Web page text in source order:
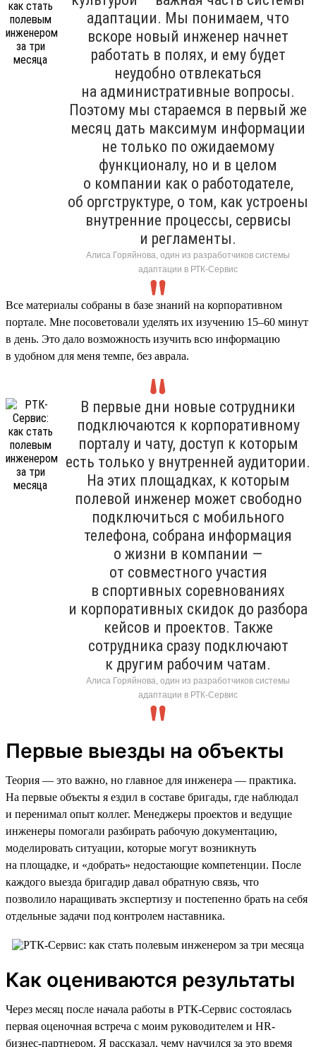
адаптации. Мы понимаем, что
вскоре новый инженер начнет
работать в полях, и ему будет
неудобно отвлекаться
на административные вопросы.
Поэтому мы стараемся в первый же
месяц дать максимум информации
не только по ожидаемому
функционалу, но и в целом
о компании как о работодателе,
об оргструктуре, о том, как устроены
внутренние процессы, сервисы
и регламенты.
Алиса Горяйнова, один из разработчиков системы
адаптации в РТК-Сервис
Все материалы собраны в базе знаний на корпоративном
портале. Мне посоветовали уделять их изучению 15–60 минут
в день. Это дало возможность изучить всю информацию
в удобном для меня темпе, без аврала.
В первые дни новые сотрудники
подключаются к корпоративному
порталу и чату, доступ к которым
есть только у внутренней аудитории.
На этих площадках, к которым
полевой инженер может свободно
подключиться с мобильного
телефона, собрана информация
о жизни в компании —
от совместного участия
в спортивных соревнованиях
и корпоративных скидок до разбора
кейсов и проектов. Также
сотрудника сразу подключают
к другим рабочим чатам.
Алиса Горяйнова, один из разработчиков системы
адаптации в РТК-Сервис
Первые выезды на объекты
Теория — это важно, но главное для инженера — практика.
На первые объекты я ездил в составе бригады, где наблюдал
и перенимал опыт коллег. Менеджеры проектов и ведущие
инженеры помогали разбирать рабочую документацию,
моделировать ситуации, которые могут возникнуть
на площадке, и «добрать» недостающие компетенции. После
каждого выезда бригадир давал обратную связь, что
позволило наращивать экспертизу и постепенно брать на себя
отдельные задачи под контролем наставника.
Как оцениваются результаты
Через месяц после начала работы в РТК-Сервис состоялась
первая оценочная встреча с моим руководителем и HR-
бизнес-партнером. Я рассказал, чему научился за это время